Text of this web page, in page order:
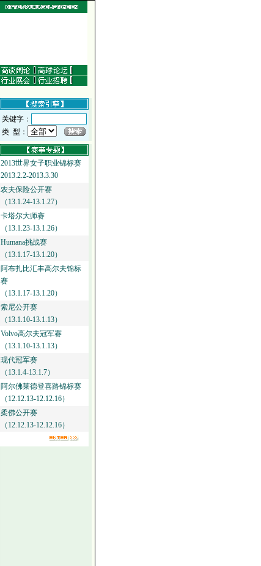
关键字：
类 型：
2013世界女子职业锦标赛
2013.2.2-2013.3.30
农夫保险公开赛
（13.1.24-13.1.27）
卡塔尔大师赛
（13.1.23-13.1.26）
Humana挑战赛
（13.1.17-13.1.20）
阿布扎比汇丰高尔夫锦标
赛
（13.1.17-13.1.20）
索尼公开赛
（13.1.10-13.1.13）
Volvo高尔夫冠军赛
（13.1.10-13.1.13）
现代冠军赛
（13.1.4-13.1.7）
阿尔佛莱德登喜路锦标赛
（12.12.13-12.12.16）
柔佛公开赛
（12.12.13-12.12.16）